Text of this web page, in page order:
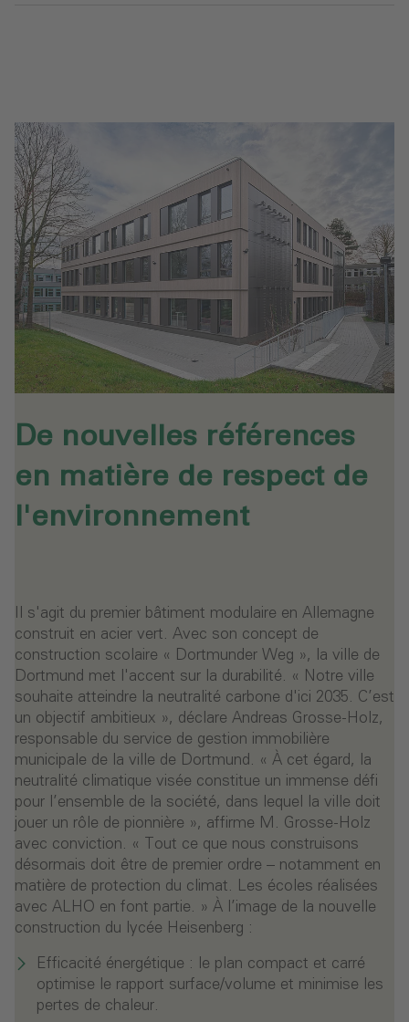
De nouvelles références
en matière de respect de
l'environnement
Il s'agit du premier bâtiment modulaire en Allemagne
construit en acier vert. Avec son concept de
construction scolaire « Dortmunder Weg », la ville de
Dortmund met l'accent sur la durabilité. « Notre ville
souhaite atteindre la neutralité carbone d'ici 2035. C’est
un objectif ambitieux », déclare Andreas Grosse-Holz,
responsable du service de gestion immobilière
municipale de la ville de Dortmund. « À cet égard, la
neutralité climatique visée constitue un immense défi
pour l’ensemble de la société, dans lequel la ville doit
jouer un rôle de pionnière », affirme M. Grosse-Holz
avec conviction. « Tout ce que nous construisons
désormais doit être de premier ordre – notamment en
matière de protection du climat. Les écoles réalisées
avec ALHO en font partie. » À l’image de la nouvelle
construction du lycée Heisenberg :
Efficacité énergétique : le plan compact et carré
optimise le rapport surface/volume et minimise les
pertes de chaleur.